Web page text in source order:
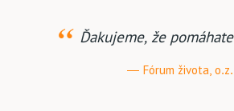
Ďakujeme, že
Fórum života, o.z.